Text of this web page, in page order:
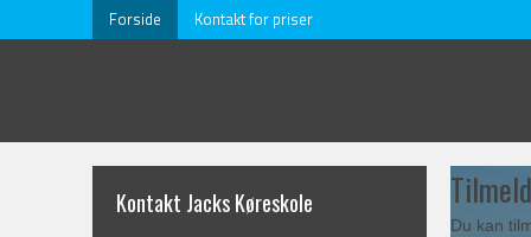
Forside Kontakt for priser
Kontakt Jacks Køreskole
Du kan